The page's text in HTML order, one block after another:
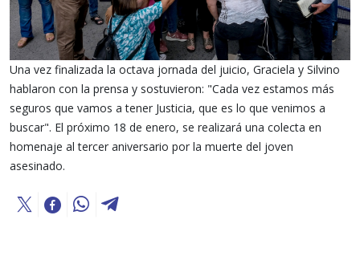
Una vez finalizada la octava jornada del juicio, Graciela y Silvino
hablaron con la prensa y sostuvieron: "Cada vez estamos más
seguros que vamos a tener Justicia, que es lo que venimos a
buscar". El próximo 18 de enero, se realizará una colecta en
homenaje al tercer aniversario por la muerte del joven
asesinado.